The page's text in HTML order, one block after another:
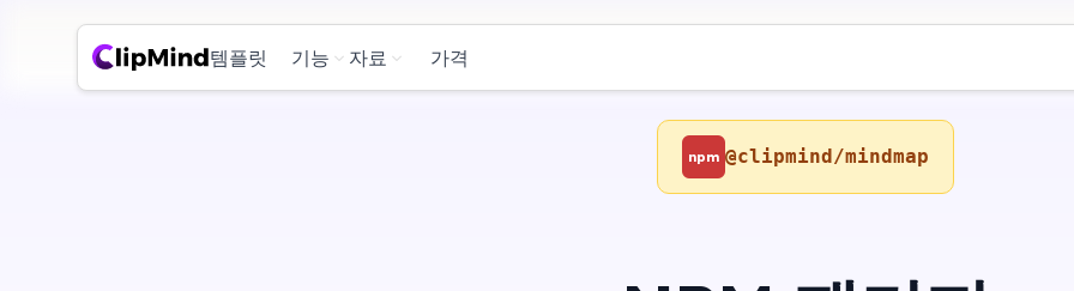
템플릿 기능 자료 가격
npm @clipmind/mindmap